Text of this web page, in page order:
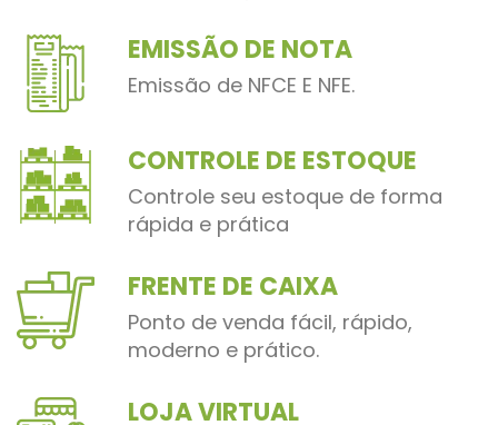
EMISSÃO DE NOTA
Emissão de NFCE E NFE.
CONTROLE DE ESTOQUE
Controle seu estoque de forma
rápida e prática
FRENTE DE CAIXA
Ponto de venda fácil, rápido,
moderno e prático.
LOJA VIRTUAL